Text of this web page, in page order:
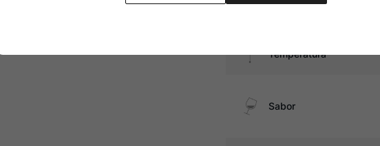
Temperatura
Sabor